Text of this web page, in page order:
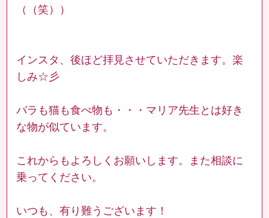
（（笑））
インスタ、後ほど拝見させていただきます。楽
しみ☆彡
バラも猫も食べ物も・・・マリア先生とは好き
な物が似ています。
これからもよろしくお願いします。また相談に
乗ってください。
いつも、有り難うございます！